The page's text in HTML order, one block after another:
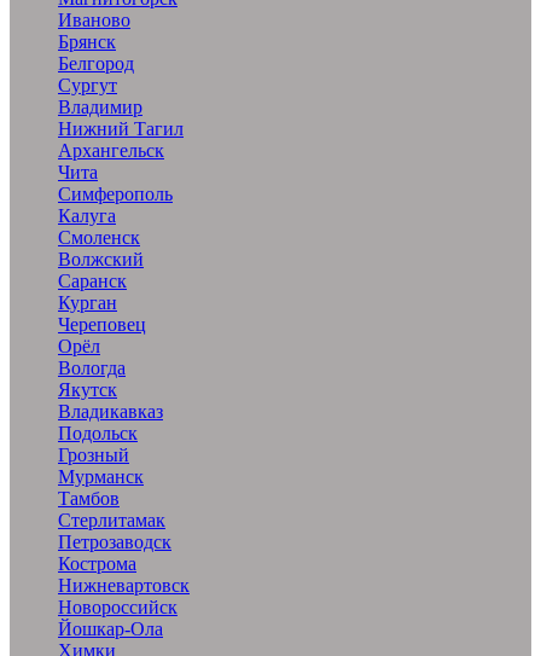
Иваново
Брянск
Белгород
Сургут
Владимир
Нижний Тагил
Архангельск
Чита
Симферополь
Калуга
Смоленск
Волжский
Саранск
Курган
Череповец
Орёл
Вологда
Якутск
Владикавказ
Подольск
Грозный
Мурманск
Тамбов
Стерлитамак
Петрозаводск
Кострома
Нижневартовск
Новороссийск
Йошкар-Ола
Химки